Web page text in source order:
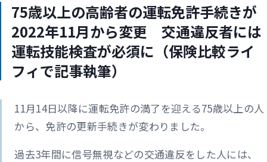
75歳以上の高齢者の運転免許手続きが
2022年11月から変更 交通違反者には
運転技能検査が必須に（保険比較ライ
フィで記事執筆）
11月14日以降に運転免許の満了を迎える75歳以上の人
から、免許の更新手続きが変わりました。
過去3年間に信号無視などの交通違反をした人には、